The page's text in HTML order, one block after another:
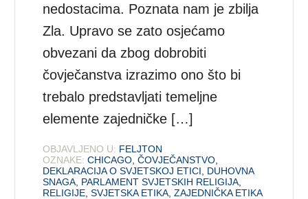
nedostacima. Poznata nam je zbilja
Zla. Upravo se zato osjećamo
obvezani da zbog dobrobiti
čovječanstva izrazimo ono što bi
trebalo predstavljati temeljne
elemente zajedničke […]
OBJAVLJENO U: FELJTON
OZNAKE: CHICAGO ,ČOVJEČANSTVO
DEKLARACIJA O SVJETSKOJ ETICI
DUHOVNA
SNAGA PARLAMENT SVJETSKIH RELIGIJA
RELIGIJE ,SVJETSKA ETIKA ,ZAJEDNIČKA ETIKA